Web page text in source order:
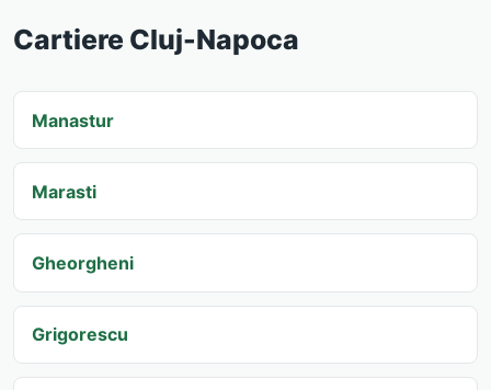
Cartiere Cluj-Napoca
Manastur
Marasti
Gheorgheni
Grigorescu